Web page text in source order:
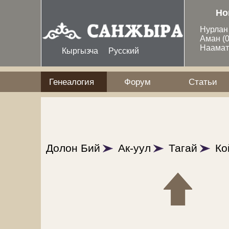
Кыргызча Русский
Аман
Генеалогия Форум Статьи
Долон Бий Ак-уул Тагай